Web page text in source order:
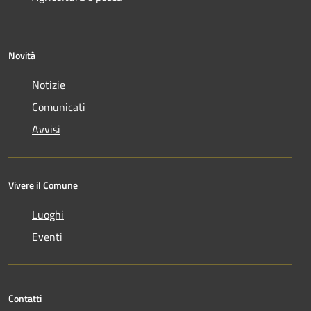
Novità
Notizie
Comunicati
Avvisi
Vivere il Comune
Luoghi
Eventi
Contatti